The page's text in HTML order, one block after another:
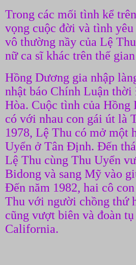
Trong các mối tình kể
vọng cuộc đời và tình
vô thường nầy của Lệ
nữ ca sĩ khác trên thế
Hồng Dương gia nhập
nhật báo Chính Luận thời
Hòa. Cuộc tình của
có với nhau con gái út là
1978, Lệ Thu có mở một
Uyển ở Tân Định. Đến
Lệ Thu cùng Thu Uyển
Bidong và sang Mỹ vào
Đến năm 1982, hai cô
Thu với người chồng thứ
cũng vượt biên và đoàn
California.